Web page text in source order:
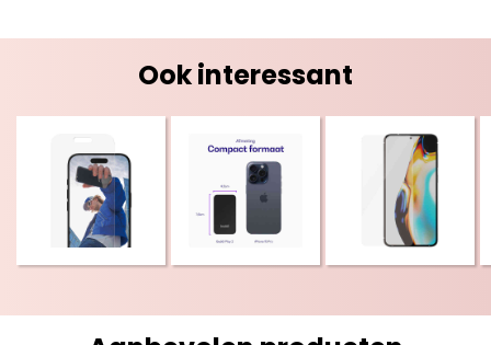
Ook interessant